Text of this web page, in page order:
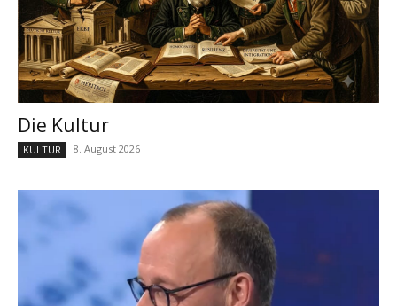
Die Kultur
KULTUR 8. August 2026